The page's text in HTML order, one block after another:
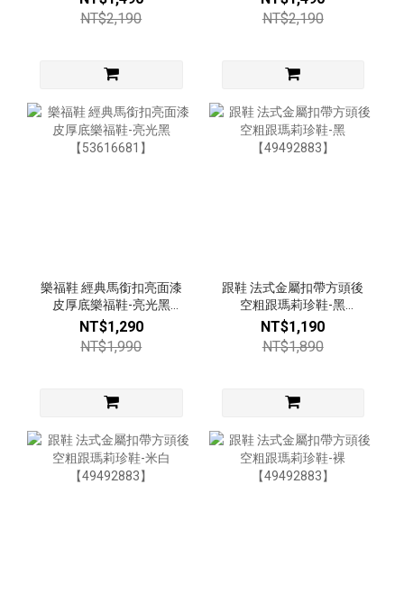
NT$2,190
NT$2,190
樂福鞋 經典馬銜扣亮面漆
皮厚底樂福鞋-亮光黑
【53616681】
NT$1,290
NT$1,990
跟鞋 法式金屬扣帶方頭後
空粗跟瑪莉珍鞋-黑
【49492883】
NT$1,190
NT$1,890